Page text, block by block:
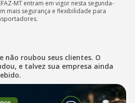
MT entram em vigor nesta segunda-
mais segurança e flexibilidade para
não roubou seus clientes. O
e talvez sua empresa ainda